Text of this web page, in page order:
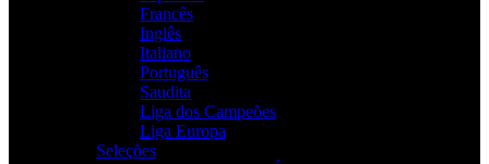
Francês
Inglês
Italiano
Português
Saudita
Liga dos Campeões
Liga Europa
Seleções